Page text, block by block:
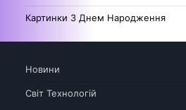
Картинки З Днем Народження
Новини
Світ Технологій